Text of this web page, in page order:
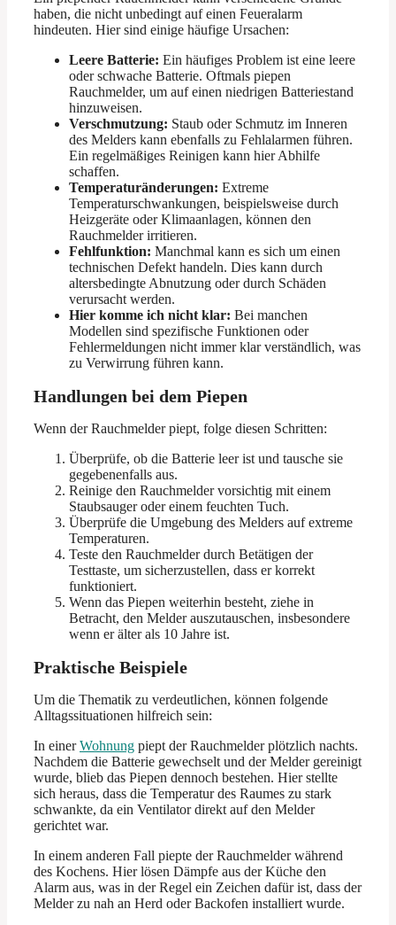
haben, die nicht unbedingt auf einen Feueralarm
hindeuten. Hier sind einige häufige Ursachen:
Leere Batterie: Ein häufiges Problem ist eine leere
oder schwache Batterie. Oftmals piepen
Rauchmelder, um auf einen niedrigen Batteriestand
hinzuweisen.
Verschmutzung: Staub oder Schmutz im Inneren
des Melders kann ebenfalls zu Fehlalarmen führen.
Ein regelmäßiges Reinigen kann hier Abhilfe
schaffen.
Temperaturänderungen: Extreme
Temperaturschwankungen, beispielsweise durch
Heizgeräte oder Klimaanlagen, können den
Rauchmelder irritieren.
Fehlfunktion: Manchmal kann es sich um einen
technischen Defekt handeln. Dies kann durch
altersbedingte Abnutzung oder durch Schäden
verursacht werden.
Hier komme ich nicht klar: Bei manchen
Modellen sind spezifische Funktionen oder
Fehlermeldungen nicht immer klar verständlich, was
zu Verwirrung führen kann.
Handlungen bei dem Piepen
Wenn der Rauchmelder piept, folge diesen Schritten:
Überprüfe, ob die Batterie leer ist und tausche sie
gegebenenfalls aus.
Reinige den Rauchmelder vorsichtig mit einem
Staubsauger oder einem feuchten Tuch.
Überprüfe die Umgebung des Melders auf extreme
Temperaturen.
Teste den Rauchmelder durch Betätigen der
Testtaste, um sicherzustellen, dass er korrekt
funktioniert.
Wenn das Piepen weiterhin besteht, ziehe in
Betracht, den Melder auszutauschen, insbesondere
wenn er älter als 10 Jahre ist.
Praktische Beispiele
Um die Thematik zu verdeutlichen, können folgende
Alltagssituationen hilfreich sein:
In einerWohnung piept der Rauchmelder plötzlich nachts.
Nachdem die Batterie gewechselt und der Melder gereinigt
wurde, blieb das Piepen dennoch bestehen. Hier stellte
sich heraus, dass die Temperatur des Raumes zu stark
schwankte, da ein Ventilator direkt auf den Melder
gerichtet war.
In einem anderen Fall piepte der Rauchmelder während
des Kochens. Hier lösen Dämpfe aus der Küche den
Alarm aus, was in der Regel ein Zeichen dafür ist, dass der
Melder zu nah an Herd oder Backofen installiert wurde.